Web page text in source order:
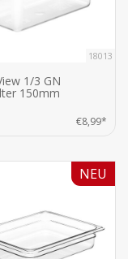
18013
1/3 GN
150mm
€8,99*
NEU